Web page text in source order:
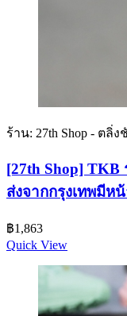
ร้าน: 27th Shop - ตลิ่ง
[27th Shop] TKB
ส่งจากกรุงเทพมีห
฿1,863
Quick View